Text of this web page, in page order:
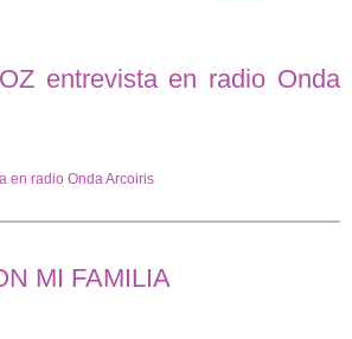
entrevista en radio Onda
en radio Onda Arcoiris
MI FAMILIA